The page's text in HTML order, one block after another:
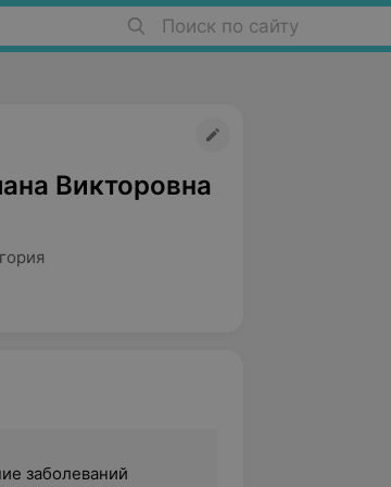
Поиск по сайту
Викторовна
заболеваний